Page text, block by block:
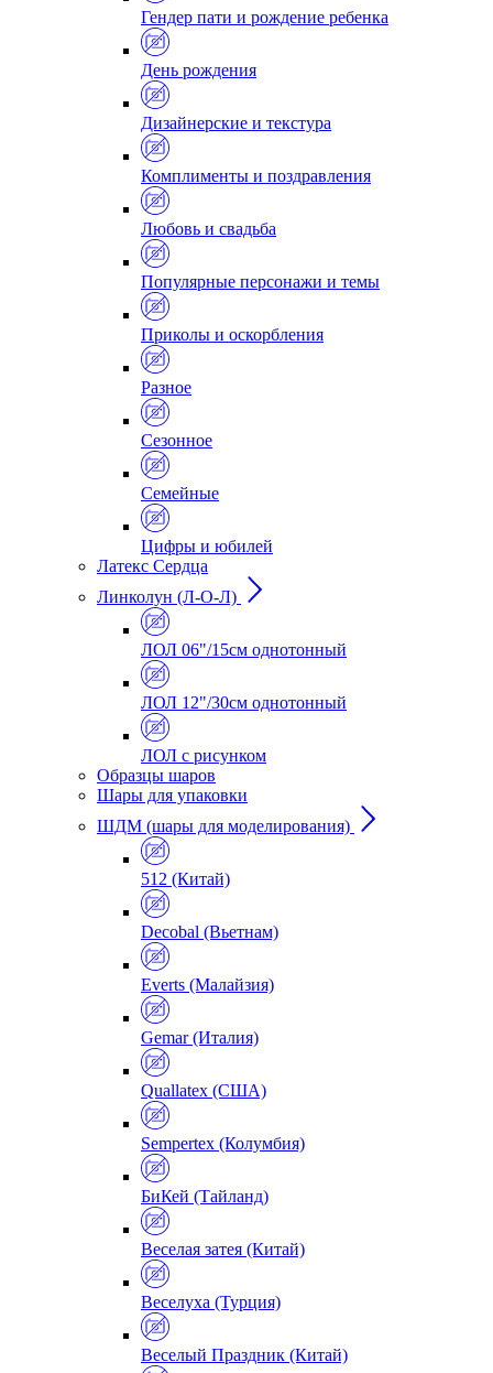
Гендер пати и рождение ребенка
День рождения
Дизайнерские и текстура
Комплименты и поздравления
Любовь и свадьба
Популярные персонажи и темы
Приколы и оскорбления
Разное
Сезонное
Семейные
Цифры и юбилей
Латекс Сердца
Линколун (Л-О-Л)
ЛОЛ 06"/15см однотонный
ЛОЛ 12"/30см однотонный
ЛОЛ с рисунком
Образцы шаров
Шары для упаковки
ШДМ (шары для моделирования)
512 (Китай)
Decobal (Вьетнам)
Everts (Малайзия)
Gemar (Италия)
Quallatex (США)
Sempertex (Колумбия)
БиКей (Тайланд)
Веселая затея (Китай)
Веселуха (Турция)
Веселый Праздник (Китай)